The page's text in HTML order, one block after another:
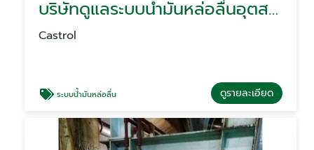
บริษัทดูแลระบบน้ำมันหล่อลื่นอุตสาหกรรม
Castrol
ระบบน้ำมันหล่อลื่น ดูรายละเอียด